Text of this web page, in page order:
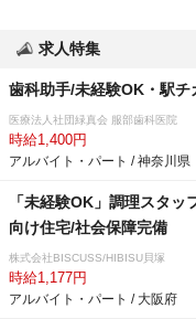
求人特集
歯科助手/未経験OK・駅チ
医療法人社団緑真会 服部歯科医院
時給1,400円
アルバイト・パート / 神奈川県
「未経験OK」調理スタ
向け住宅/社会保障完備
株式会社BISCUSS/HIBISU貝塚
時給1,177円
アルバイト・パート / 大阪府